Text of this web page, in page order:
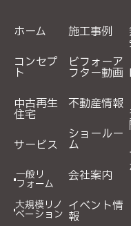
ホーム
コンセプ
ト
中古再生
住宅
サービス
一般リ
フォーム
大規模リノ
ベーション
施工事例
ビフォーア
フター動画
不動産情報
ショールー
ム
会社案内
イベント情
報